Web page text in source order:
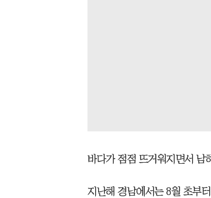
바다가 점점 뜨거워지면서 남
지난해 경남에서는 8월 초부